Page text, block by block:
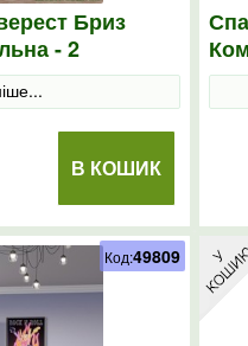
Бриз
- 2
молочний
В КОШИК
Код:49809